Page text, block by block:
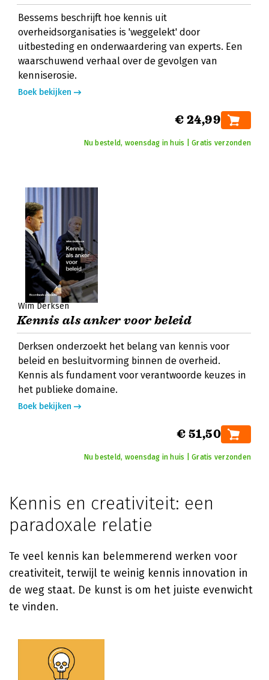
Bessems beschrijft hoe kennis uit
overheidsorganisaties is 'weggelekt' door
uitbesteding en onderwaardering van experts. Een
waarschuwend verhaal over de gevolgen van
kenniserosie.
Boek bekijken
€ 24,99
Nu besteld, woensdag in huis | Gratis verzonden
Wim Derksen
Kennis als anker voor beleid
Derksen onderzoekt het belang van kennis voor
beleid en besluitvorming binnen de overheid.
Kennis als fundament voor verantwoorde keuzes in
het publieke domaine.
Boek bekijken
€ 51,50
Nu besteld, woensdag in huis | Gratis verzonden
Kennis en creativiteit: een
paradoxale relatie
Te veel kennis kan belemmerend werken voor
creativiteit, terwijl te weinig kennis innovation in
de weg staat. De kunst is om het juiste evenwicht
te vinden.